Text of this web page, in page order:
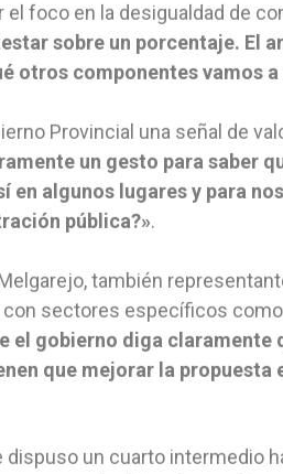
el foco en la desigualdad de
sobre un porcentaje. El
otros componentes vamos
Provincial una señal de
un gesto para saber
en algunos lugares y para
pública?».
también
sectores específicos
el gobierno diga
que mejorar la propuesta
dispuso un cuarto intermedio